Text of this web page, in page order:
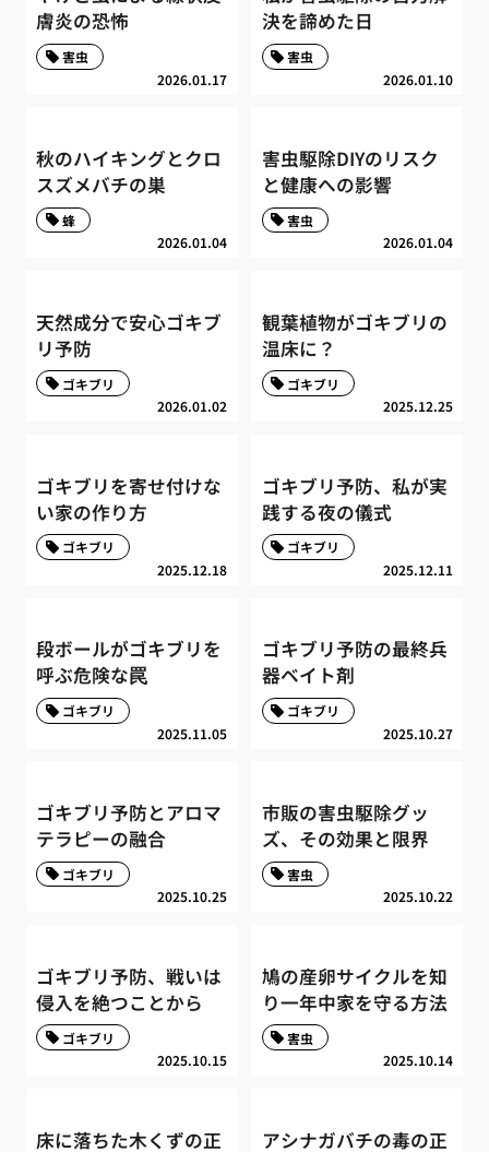
膚炎の恐怖
2026.01.17
害虫
決を諦めた日
2026.01.10
害虫
秋のハイキングとクロ
スズメバチの巣
2026.01.04
蜂
害虫駆除DIYのリスク
と健康への影響
2026.01.04
害虫
天然成分で安心ゴキブ
リ予防
2026.01.02
ゴキブリ
観葉植物がゴキブリの
温床に？
2025.12.25
ゴキブリ
ゴキブリを寄せ付けな
い家の作り方
2025.12.18
ゴキブリ
ゴキブリ予防、私が実
践する夜の儀式
2025.12.11
ゴキブリ
段ボールがゴキブリを
呼ぶ危険な罠
2025.11.05
ゴキブリ
ゴキブリ予防の最終兵
器ベイト剤
2025.10.27
ゴキブリ
ゴキブリ予防とアロマ
テラピーの融合
2025.10.25
ゴキブリ
市販の害虫駆除グッ
ズ、その効果と限界
2025.10.22
害虫
ゴキブリ予防、戦いは
侵入を絶つことから
2025.10.15
ゴキブリ
鳩の産卵サイクルを知
り一年中家を守る方法
2025.10.14
害虫
床に落ちた木くずの正
アシナガバチの毒の正